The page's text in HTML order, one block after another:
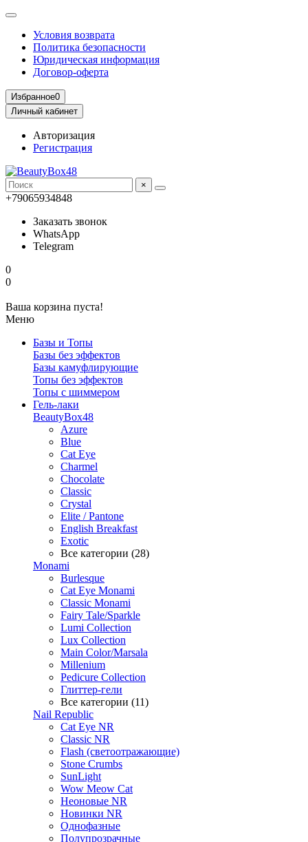
Условия возврата
Политика безопасности
Юридическая информация
Договор-оферта
Избранное0
Личный кабинет
Авторизация
Регистрация
×
+79065934848
Заказать звонок
WhatsApp
Telegram
0
0
Ваша корзина пуста!
Меню
Базы и Топы
Базы без эффектов
Базы камуфлирующие
Топы без эффектов
Топы с шиммером
Гель-лаки
BeautyBox48
Azure
Blue
Cat Eye
Charmel
Chocolate
Classic
Crystal
Elite / Pantone
English Breakfast
Exotic
Все категории (28)
Monami
Burlesque
Cat Eye Monami
Classic Monami
Fairy Tale/Sparkle
Lumi Collection
Lux Collection
Main Color/Marsala
Millenium
Pedicure Collection
Глиттер-гели
Все категории (11)
Nail Republic
Cat Eye NR
Classic NR
Flash (светоотражающие)
Stone Crumbs
SunLight
Wow Meow Cat
Неоновые NR
Новинки NR
Однофазные
Полупрозрачные